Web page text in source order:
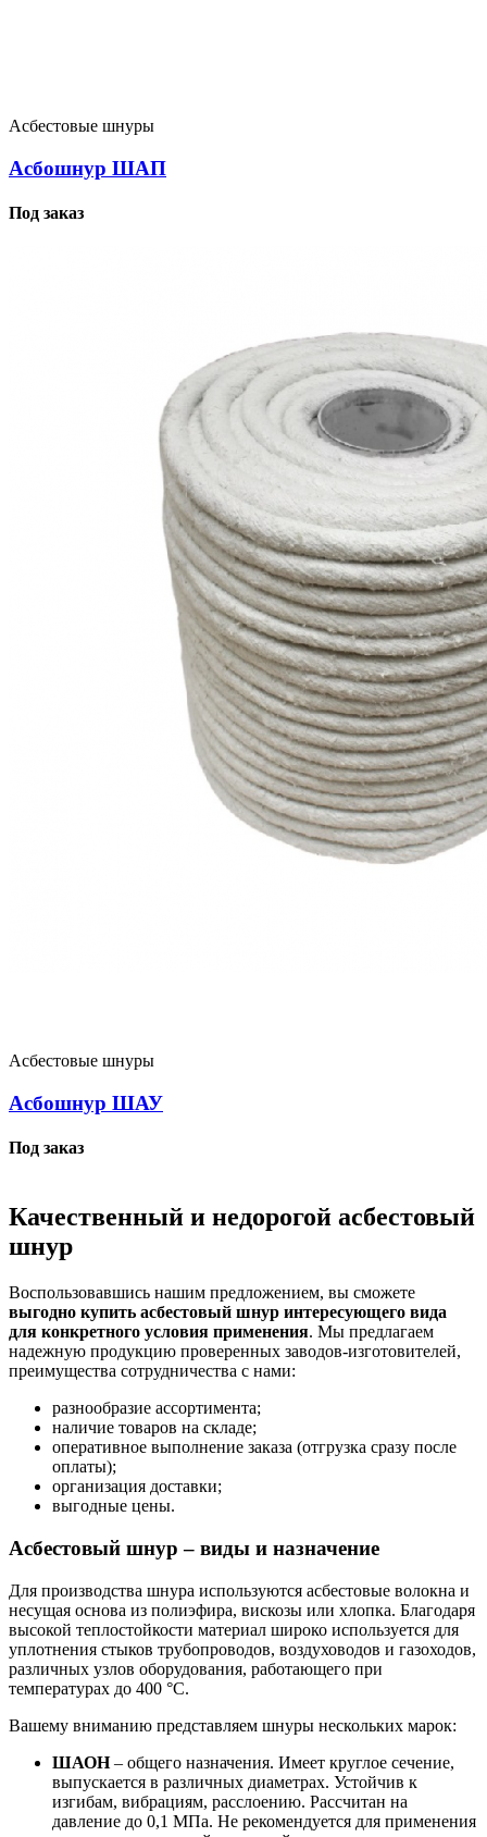
Асбестовые шнуры
Асбошнур ШАП
Под заказ
Асбестовые шнуры
Асбошнур ШАУ
Под заказ
Качественный и недорогой асбестовый
шнур
Воспользовавшись нашим предложением, вы сможете
выгодно купить асбестовый шнур интересующего вида
для конкретного условия применения. Мы предлагаем
надежную продукцию проверенных заводов-изготовителей,
преимущества сотрудничества с нами:
разнообразие ассортимента;
наличие товаров на складе;
оперативное выполнение заказа (отгрузка сразу после
оплаты);
организация доставки;
выгодные цены.
Асбестовый шнур – виды и назначение
Для производства шнура используются асбестовые волокна и
несущая основа из полиэфира, вискозы или хлопка. Благодаря
высокой теплостойкости материал широко используется для
уплотнения стыков трубопроводов, воздуховодов и газоходов,
различных узлов оборудования, работающего при
температурах до 400 °C.
Вашему вниманию представляем шнуры нескольких марок:
ШАОН– общего назначения. Имеет круглое сечение,
выпускается в различных диаметрах. Устойчив к
изгибам, вибрациям, расслоению. Рассчитан на
давление до 0,1 МПа. Не рекомендуется для применения